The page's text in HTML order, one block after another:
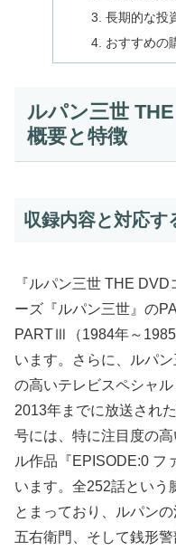
長期的な投
おすすめの
ルパン三世
概要と特徴
収録内容と対応す
『ルパン三世 THE
ーズ『ルパン三世』の
PARTⅢ（1984年～
います。さらに、ルパ
の高いテレビスペシャ
2013年までに放送され
号には、特に注目度の
ル作品『EPISODE:0 フ
います。全252話という
とまっており、ルパン
五右衛門、そして銭形